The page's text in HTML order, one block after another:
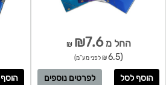
החל מ₪7.6
₪
(6.5 ₪ לפני מע"מ)
לפרטים נוספים